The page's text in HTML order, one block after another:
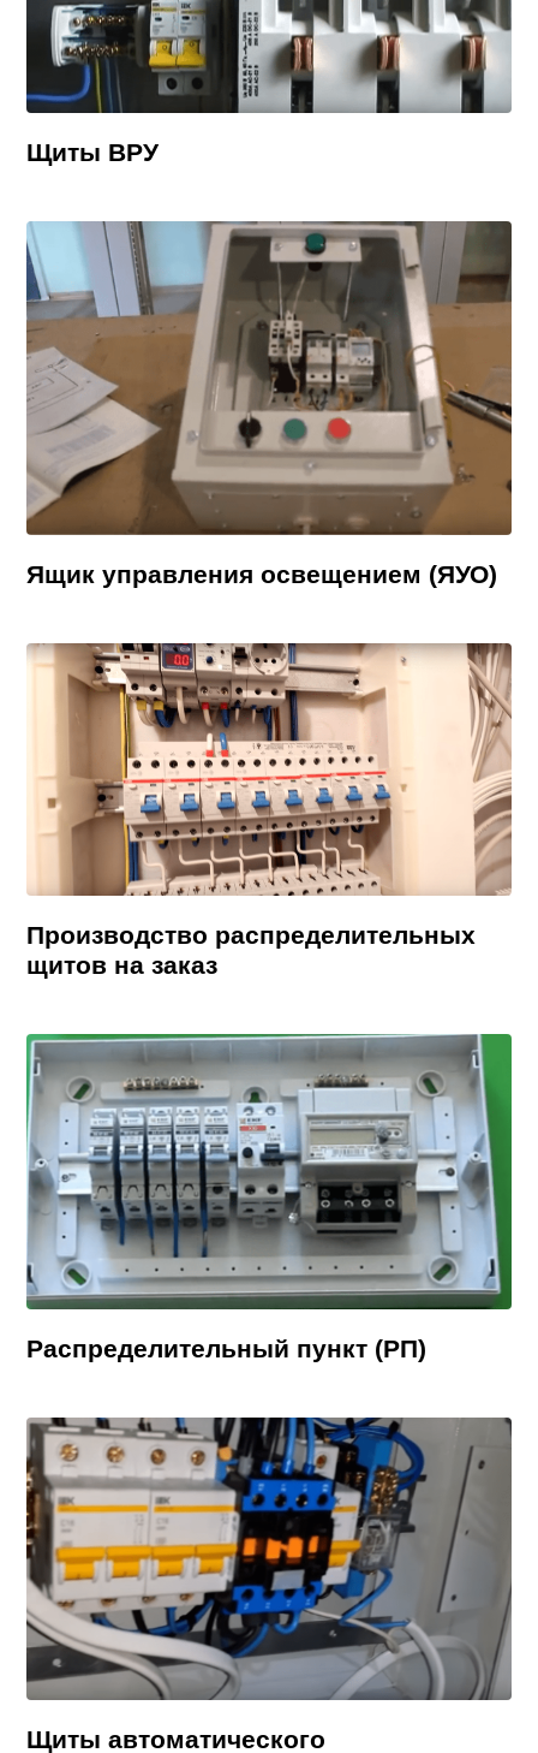
Щиты ВРУ
Ящик управления освещением (ЯУО)
Производство распределительных
щитов на заказ
Распределительный пункт (РП)
Щиты автоматического